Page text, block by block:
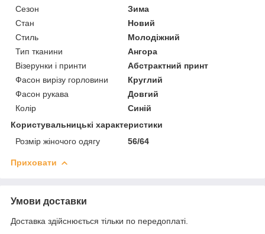
Сезон
Зима
Стан
Новий
Стиль
Молодіжний
Тип тканини
Ангора
Візерунки і принти
Абстрактний принт
Фасон вирізу горловини
Круглий
Фасон рукава
Довгий
Колір
Синій
Користувальницькі характеристики
Розмір жіночого одягу
56/64
Приховати
Умови доставки
Доставка здійснюється тільки по передоплаті.